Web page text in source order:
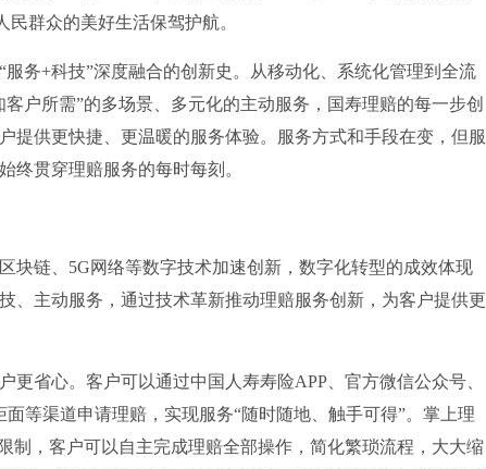
民群众的美好生活保驾护航。
务+科技”深度融合的创新史。从移动化、系统化管理到全流
户所需”的多场景、多元化的主动服务，国寿理赔的每一步创
提供更快捷、更温暖的服务体验。服务方式和手段在变，但服
终贯穿理赔服务的每时每刻。
块链、5G网络等数字技术加速创新，数字化转型的成效体现
、主动服务，通过技术革新推动理赔服务创新，为客户提供更
省心。客户可以通过中国人寿寿险APP、官方微信公众号、
等渠道申请理赔，实现服务“随时随地、触手可得”。掌上理
制，客户可以自主完成理赔全部操作，简化繁琐流程，大大缩